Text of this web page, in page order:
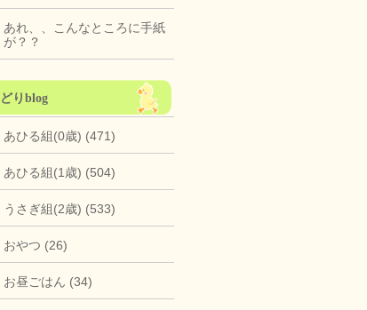
あれ、、こんなところに手紙
が？？
りblog
あひる組(0歳) (471)
あひる組(1歳) (504)
うさぎ組(2歳) (533)
おやつ (26)
お昼ごはん (34)